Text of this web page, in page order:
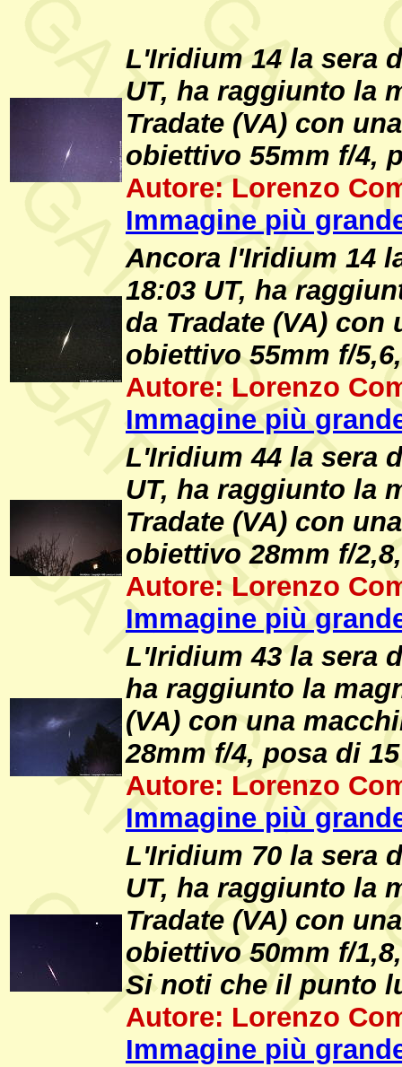
L'Iridium 14 la sera
UT, ha raggiunto la
Tradate (VA) con
obiettivo 55mm f/4,
Autore: Lorenzo
Immagine più
Ancora l'Iridium 14
18:03 UT, ha
da Tradate (VA)
obiettivo 55mm f/
Autore: Lorenzo
Immagine più
L'Iridium 44 la sera
UT, ha raggiunto la
Tradate (VA) con
obiettivo 28mm f/
Autore: Lorenzo
Immagine più
L'Iridium 43 la sera
ha raggiunto la
(VA) con una
28mm f/4, posa di
Autore: Lorenzo
Immagine più
L'Iridium 70 la sera
UT, ha raggiunto la
Tradate (VA) con
obiettivo 50mm f/
Si noti che il punto
Autore: Lorenzo
Immagine più